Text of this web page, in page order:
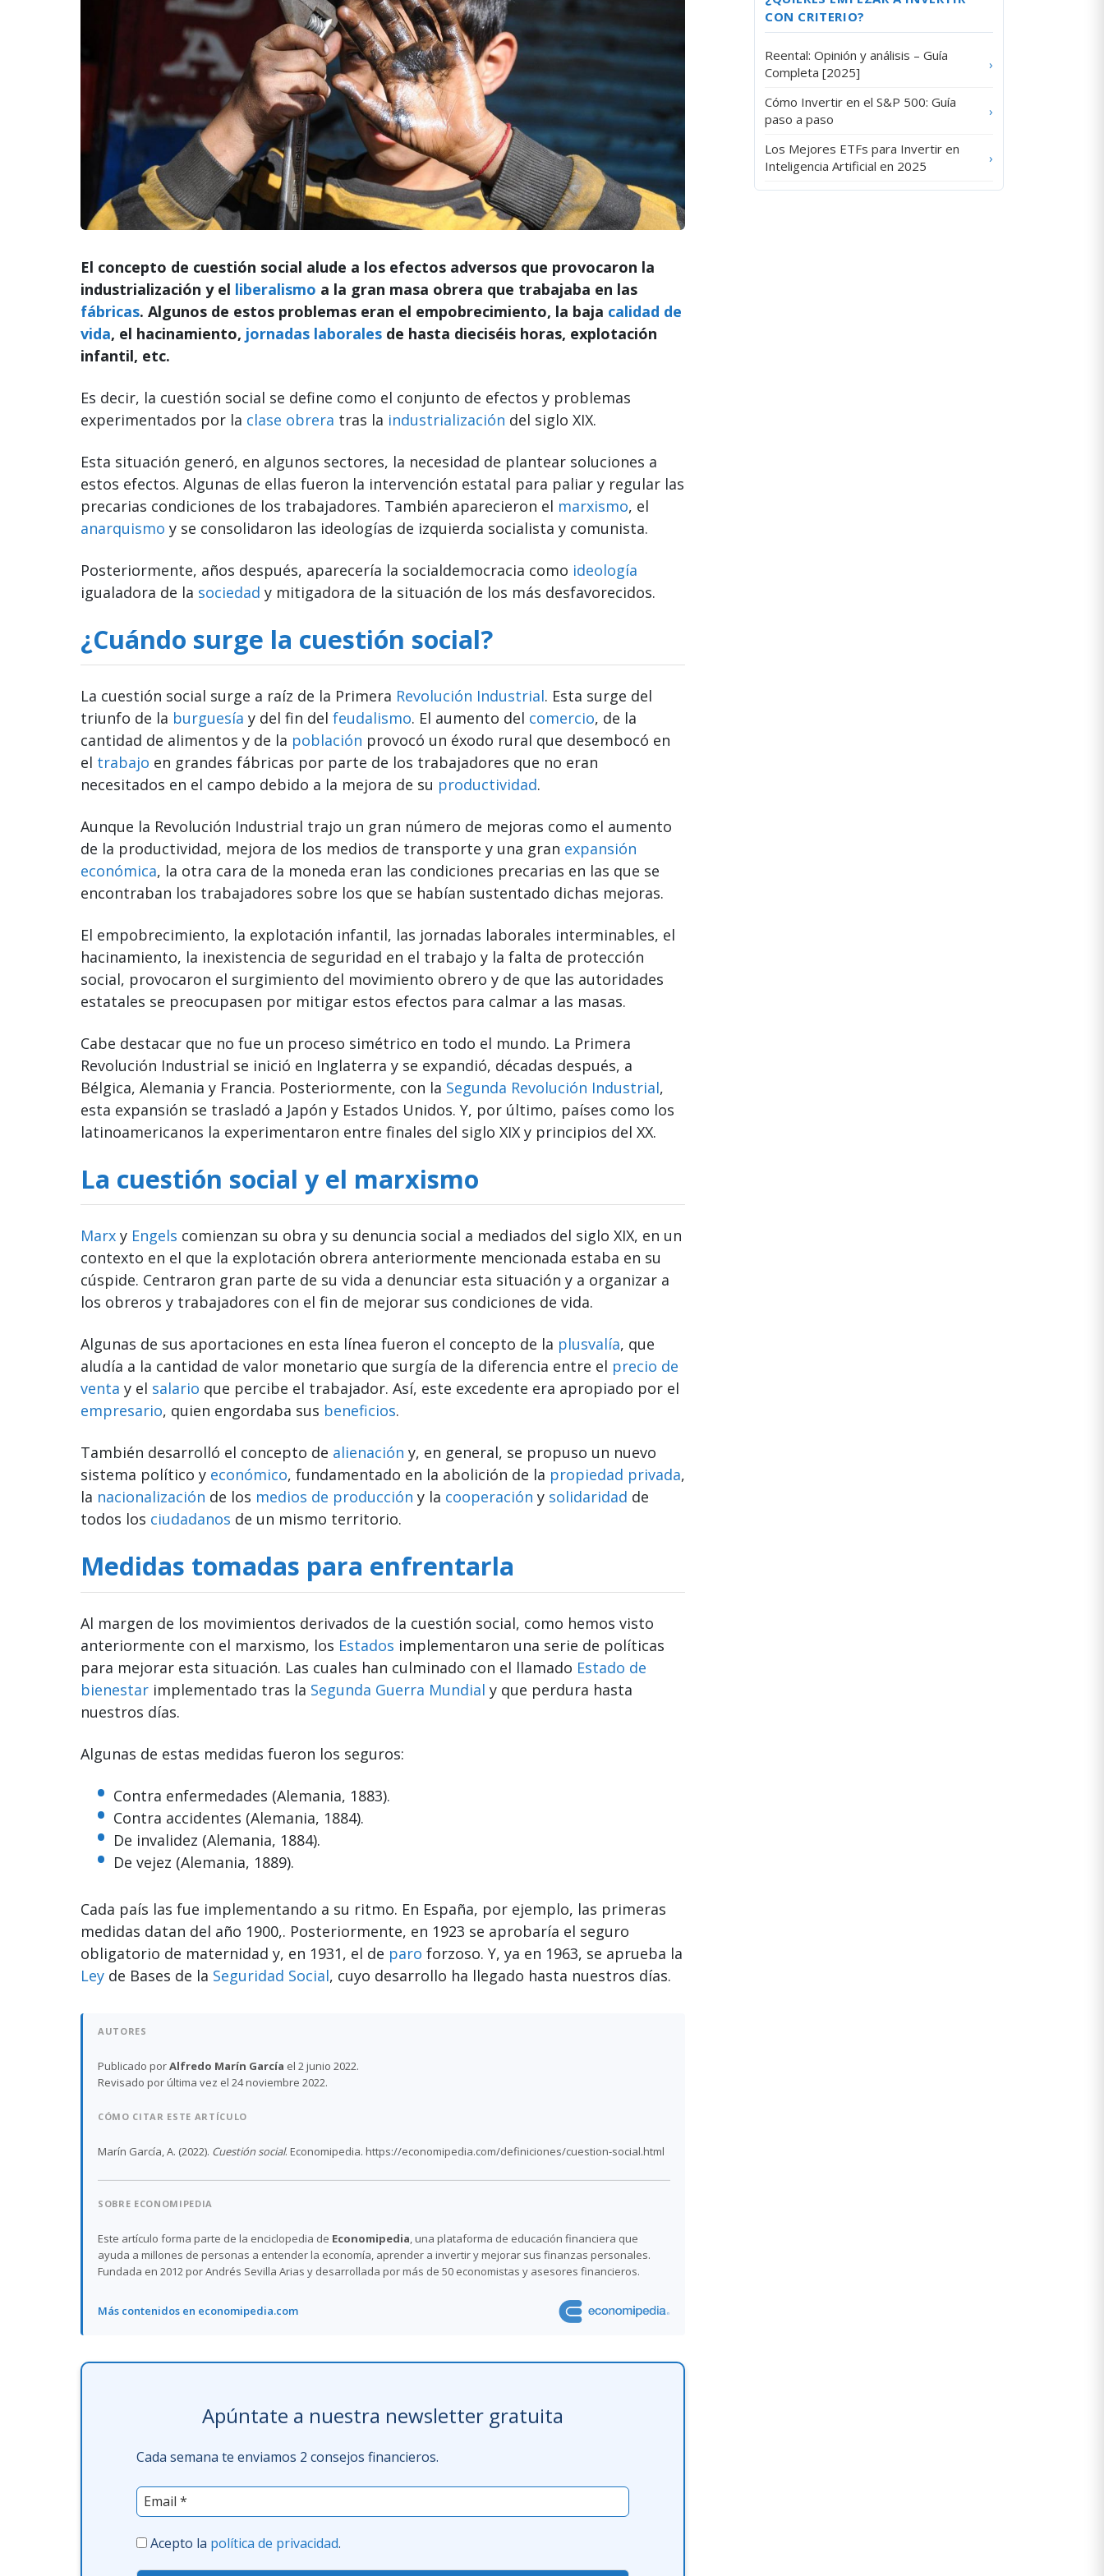
El concepto de cuestión social alude a los efectos adversos que provocaron la
industrialización y el liberalismo a la gran masa obrera que trabajaba en las
fábricas. Algunos de estos problemas eran el empobrecimiento, la baja calidad de
vida, el hacinamiento, jornadas laborales de hasta dieciséis horas, explotación
infantil, etc.
Es decir, la cuestión social se define como el conjunto de efectos y problemas
experimentados por la clase obrera tras la industrialización del siglo XIX.
Esta situación generó, en algunos sectores, la necesidad de plantear soluciones a
estos efectos. Algunas de ellas fueron la intervención estatal para paliar y regular las
precarias condiciones de los trabajadores. También aparecieron el marxismo, el
anarquismo y se consolidaron las ideologías de izquierda socialista y comunista.
Posteriormente, años después, aparecería la socialdemocracia como ideología
igualadora de la sociedad y mitigadora de la situación de los más desfavorecidos.
¿Cuándo surge la cuestión social?
La cuestión social surge a raíz de la Primera Revolución Industrial. Esta surge del
triunfo de la burguesía y del fin del feudalismo. El aumento del comercio, de la
cantidad de alimentos y de la población provocó un éxodo rural que desembocó en
el trabajo en grandes fábricas por parte de los trabajadores que no eran
necesitados en el campo debido a la mejora de su productividad.
Aunque la Revolución Industrial trajo un gran número de mejoras como el aumento
de la productividad, mejora de los medios de transporte y una gran expansión
económica, la otra cara de la moneda eran las condiciones precarias en las que se
encontraban los trabajadores sobre los que se habían sustentado dichas mejoras.
El empobrecimiento, la explotación infantil, las jornadas laborales interminables, el
hacinamiento, la inexistencia de seguridad en el trabajo y la falta de protección
social, provocaron el surgimiento del movimiento obrero y de que las autoridades
estatales se preocupasen por mitigar estos efectos para calmar a las masas.
Cabe destacar que no fue un proceso simétrico en todo el mundo. La Primera
Revolución Industrial se inició en Inglaterra y se expandió, décadas después, a
Bélgica, Alemania y Francia. Posteriormente, con la Segunda Revolución Industrial,
esta expansión se trasladó a Japón y Estados Unidos. Y, por último, países como los
latinoamericanos la experimentaron entre finales del siglo XIX y principios del XX.
La cuestión social y el marxismo
Marx y Engels comienzan su obra y su denuncia social a mediados del siglo XIX, en un
contexto en el que la explotación obrera anteriormente mencionada estaba en su
cúspide. Centraron gran parte de su vida a denunciar esta situación y a organizar a
los obreros y trabajadores con el fin de mejorar sus condiciones de vida.
Algunas de sus aportaciones en esta línea fueron el concepto de la plusvalía, que
aludía a la cantidad de valor monetario que surgía de la diferencia entre el precio de
venta y el salario que percibe el trabajador. Así, este excedente era apropiado por el
empresario, quien engordaba sus beneficios.
También desarrolló el concepto de alienación y, en general, se propuso un nuevo
sistema político y económico, fundamentado en la abolición de la propiedad privada,
la nacionalización de los medios de producción y la cooperación y solidaridad de
todos los ciudadanos de un mismo territorio.
Medidas tomadas para enfrentarla
Al margen de los movimientos derivados de la cuestión social, como hemos visto
anteriormente con el marxismo, los Estados implementaron una serie de políticas
para mejorar esta situación. Las cuales han culminado con el llamado Estado de
bienestar implementado tras la Segunda Guerra Mundial y que perdura hasta
nuestros días.
Algunas de estas medidas fueron los seguros:
Contra enfermedades (Alemania, 1883).
Contra accidentes (Alemania, 1884).
De invalidez (Alemania, 1884).
De vejez (Alemania, 1889).
Cada país las fue implementando a su ritmo. En España, por ejemplo, las primeras
medidas datan del año 1900,. Posteriormente, en 1923 se aprobaría el seguro
obligatorio de maternidad y, en 1931, el de paro forzoso. Y, ya en 1963, se aprueba la
Ley de Bases de la Seguridad Social, cuyo desarrollo ha llegado hasta nuestros días.
AUTORES
Publicado porAlfredo Marín García el 2 junio 2022.
Revisado por última vez el 24 noviembre 2022.
CÓMO CITAR ESTE ARTÍCULO
Marín García, A. (2022). Cuestión social. Economipedia. https://economipedia.com/definiciones/cuestion-social.html
SOBRE ECONOMIPEDIA
Este artículo forma parte de la enciclopedia de Economipedia , una plataforma de educación financiera que
ayuda a millones de personas a entender la economía, aprender a invertir y mejorar sus finanzas personales.
Fundada en 2012 por Andrés Sevilla Arias y desarrollada por más de 50 economistas y asesores financieros.
Más contenidos en economipedia.com
Apúntate a nuestra newsletter gratuita
Cada semana te enviamos 2 consejos financieros.
Acepto la política de privacidad.
CON CRITERIO?
Reental: Opinión y análisis – Guía
Completa [2025]
›
Cómo Invertir en el S&P 500: Guía
paso a paso
›
Los Mejores ETFs para Invertir en
Inteligencia Artificial en 2025
›